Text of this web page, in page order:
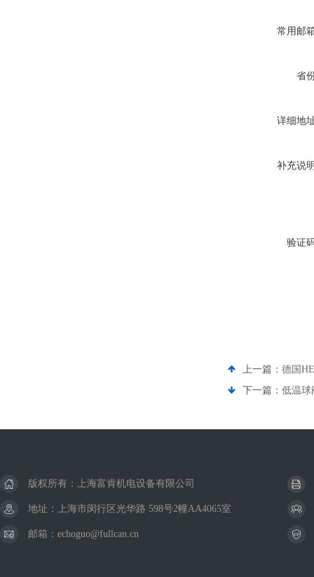
常用邮
省
详细地
补充说
验证
上一篇： 德国
下一篇： 低温球
版权所有：上海富肯机电设备有限公司
地址：上海市闵行区光华路 598号2幢AA4065室
邮箱：echoguo@fullcan.cn